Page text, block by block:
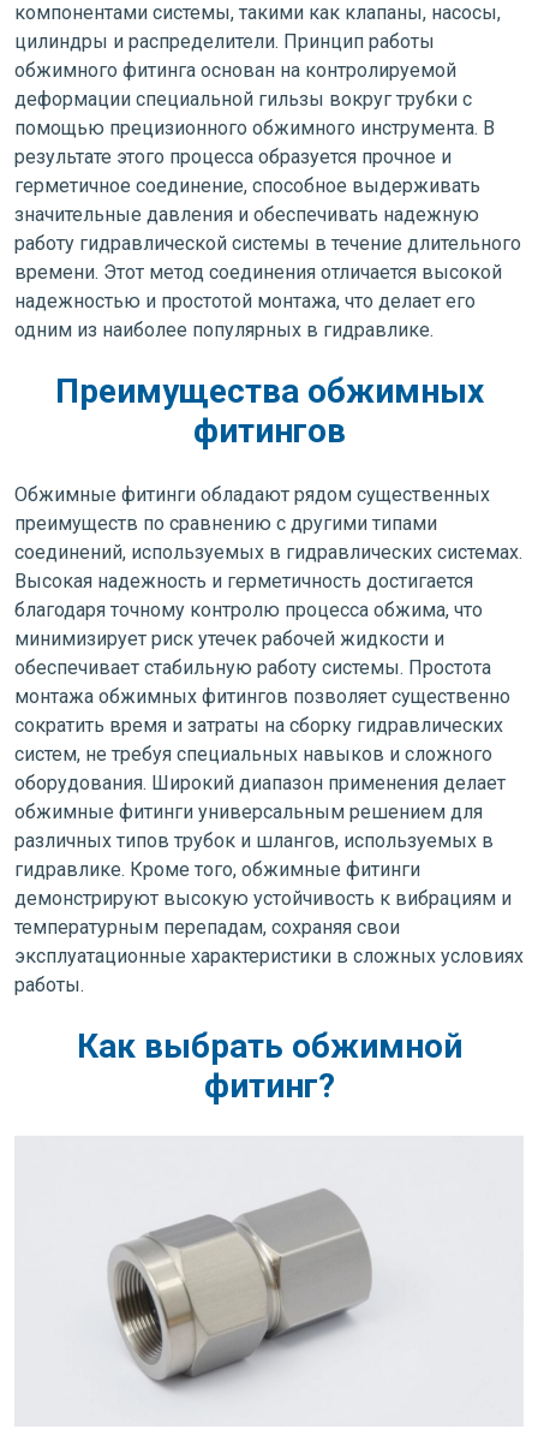
компонентами системы, такими как клапаны, насосы,
цилиндры и распределители. Принцип работы
обжимного фитинга основан на контролируемой
деформации специальной гильзы вокруг трубки с
помощью прецизионного обжимного инструмента. В
результате этого процесса образуется прочное и
герметичное соединение, способное выдерживать
значительные давления и обеспечивать надежную
работу гидравлической системы в течение длительного
времени. Этот метод соединения отличается высокой
надежностью и простотой монтажа, что делает его
одним из наиболее популярных в гидравлике.
Преимущества обжимных
фитингов
Обжимные фитинги обладают рядом существенных
преимуществ по сравнению с другими типами
соединений, используемых в гидравлических системах.
Высокая надежность и герметичность достигается
благодаря точному контролю процесса обжима, что
минимизирует риск утечек рабочей жидкости и
обеспечивает стабильную работу системы. Простота
монтажа обжимных фитингов позволяет существенно
сократить время и затраты на сборку гидравлических
систем, не требуя специальных навыков и сложного
оборудования. Широкий диапазон применения делает
обжимные фитинги универсальным решением для
различных типов трубок и шлангов, используемых в
гидравлике. Кроме того, обжимные фитинги
демонстрируют высокую устойчивость к вибрациям и
температурным перепадам, сохраняя свои
эксплуатационные характеристики в сложных условиях
работы.
Как выбрать обжимной
фитинг?